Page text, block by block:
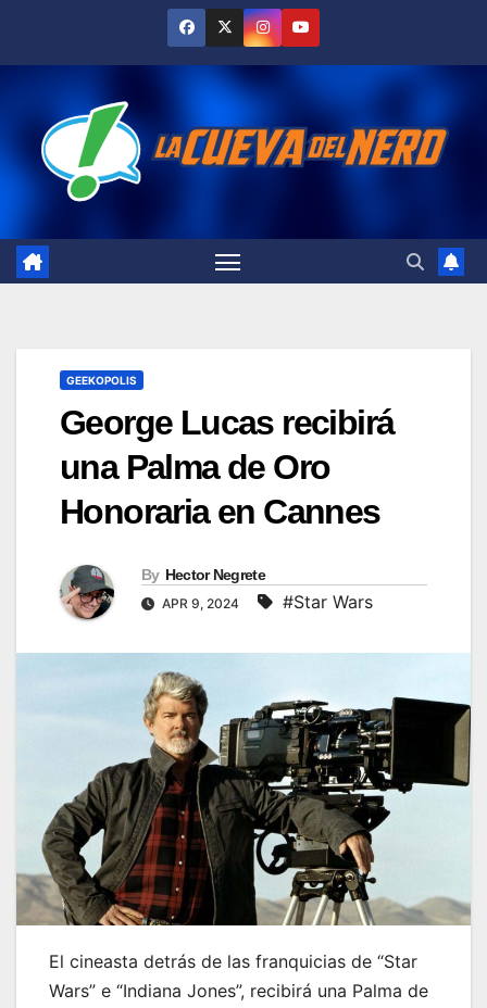
GEEKOPOLIS
George Lucas recibirá
una Palma de Oro
Honoraria en Cannes
By Hector Negrete
APR 9, 2024 #Star Wars
El cineasta detrás de las franquicias de “Star
Wars” e “Indiana Jones”, recibirá una Palma de